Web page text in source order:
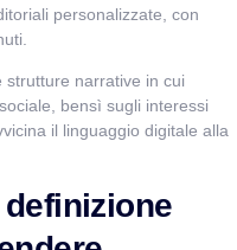
personalizzate, con
narrative in cui
bensì sugli interessi
il linguaggio digitale alla